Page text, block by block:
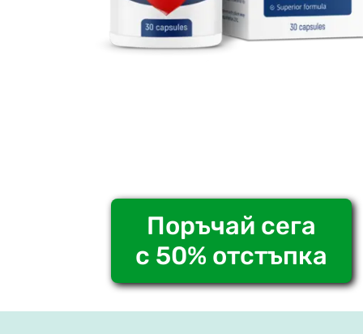
Поръчай сега
с 50% отстъпка